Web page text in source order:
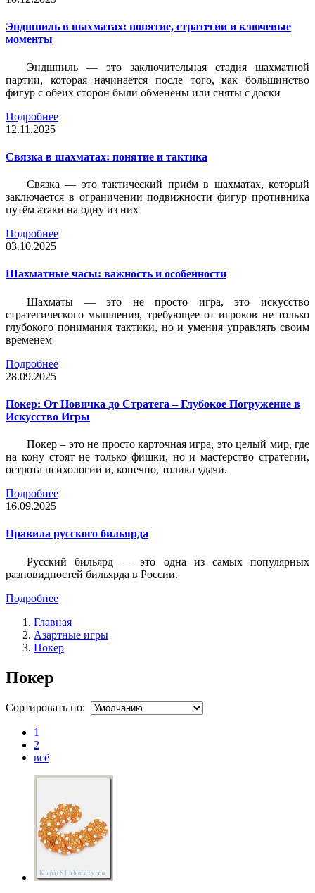
Эндшпиль в шахматах: понятие, стратегии и ключевые
моменты
Эндшпиль — это заключительная стадия шахматной
партии, которая начинается после того, как большинство
фигур с обеих сторон были обменены или сняты с доски
Подробнее
12.11.2025
Связка в шахматах: понятие и тактика
Связка — это тактический приём в шахматах, который
заключается в ограничении подвижности фигур противника
путём атаки на одну из них
Подробнее
03.10.2025
Шахматные часы: важность и особенности
Шахматы — это не просто игра, это искусство
стратегического мышления, требующее от игроков не только
глубокого понимания тактики, но и умения управлять своим
временем
Подробнее
28.09.2025
Покер: От Новичка до Стратега – Глубокое Погружение в
Искусство Игры
Покер – это не просто карточная игра, это целый мир, где
на кону стоят не только фишки, но и мастерство стратегии,
острота психологии и, конечно, толика удачи.
Подробнее
16.09.2025
Правила русского бильярда
Русский бильярд — это одна из самых популярных
разновидностей бильярда в России.
Подробнее
Главная
Азартные игры
Покер
Покер
Сортировать по:
1
2
всё